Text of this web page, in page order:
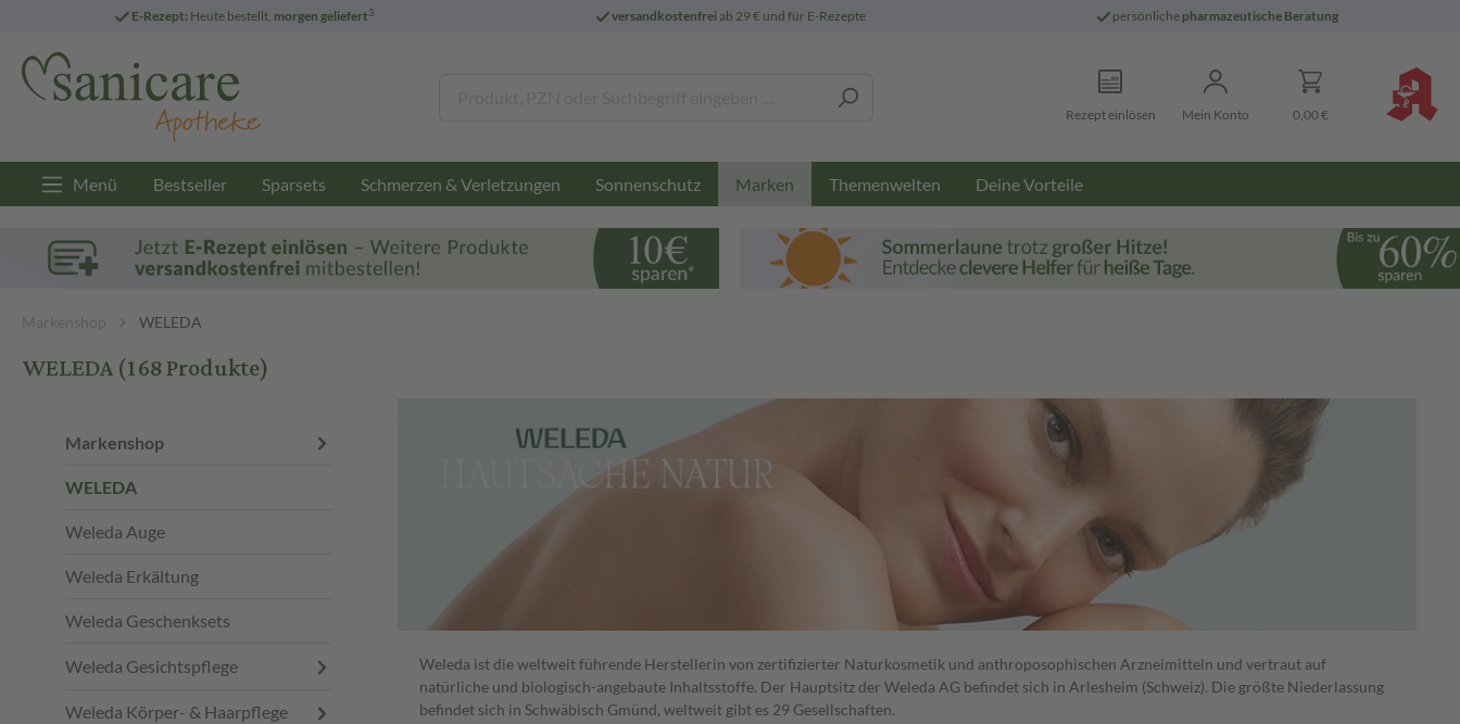
E-Rezept: Heute bestellt, morgen geliefert3 versandkostenfreiab 29 € und für E-Rezepte persönliche pharmazeutische Beratung
Rezept einlösen Mein Konto 0,00 €
Menü Bestseller Sparsets Schmerzen & Verletzungen Sonnenschutz Marken Themenwelten Deine Vorteile
Markenshop WELEDA
WELEDA(168 Produkte)
Markenshop
WELEDA
Weleda Auge
Weleda Erkältung
Weleda Geschenksets
Weleda Gesichtspflege
Weleda Körper- & Haarpflege
Weleda ist die weltweit führende Herstellerin von zertifizierter Naturkosmetik und anthroposophischen Arzneimitteln und vertraut auf
natürliche und biologisch-angebaute Inhaltsstoffe. Der Hauptsitz der Weleda AG befindet sich in Arlesheim (Schweiz). Die größte Niederlassung
befindet sich in Schwäbisch Gmünd, weltweit gibt es 29 Gesellschaften.